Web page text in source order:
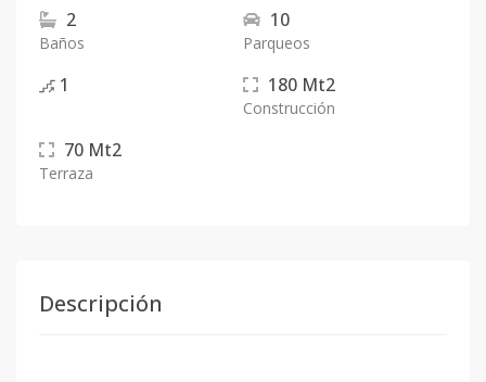
2
Baños
10
Parqueos
1 180 Mt2
Construcción
70 Mt2
Terraza
Descripción